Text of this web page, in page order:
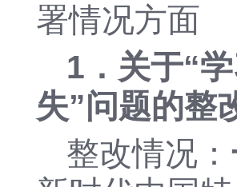
署情况方面
1． 关于“
失”问题的整
整改情况：